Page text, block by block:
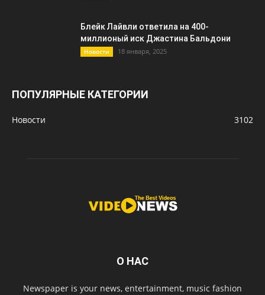
Блейк Лайвли ответила на 400-
миллионый иск Джастина Бальдони
Новости 18 января, 2025
ПОПУЛЯРНЫЕ КАТЕГОРИИ
Новости 3102
О НАС
Newspaper is your news, entertainment, music fashion